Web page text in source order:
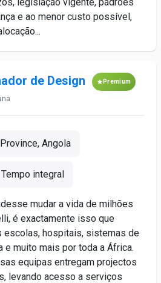
e ao menor custo possível,
de Design Premium
Angola
Tempo integral
mudar a vida de milhões
é exactamente isso que
escolas, hospitais, sistemas de
e muito mais por toda a África.
equipas entregam projectos
levando acesso a serviços